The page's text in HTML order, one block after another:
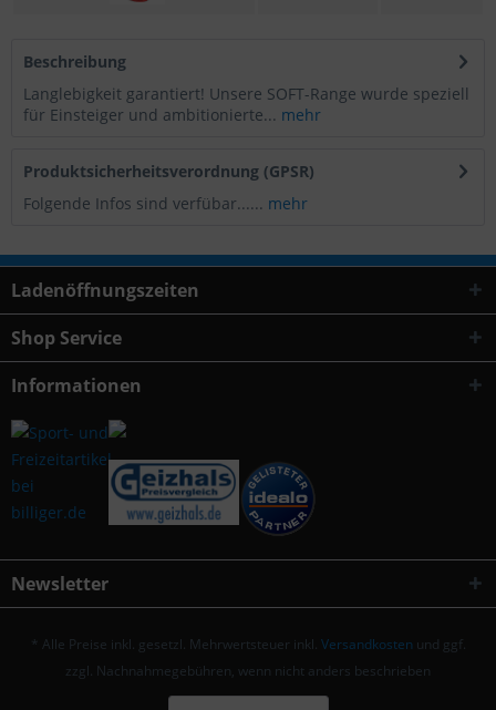
Beschreibung
Langlebigkeit garantiert! Unsere SOFT-Range wurde speziell
für Einsteiger und ambitionierte... mehr
Produktsicherheitsverordnung (GPSR)
Folgende Infos sind verfübar...... mehr
Ladenöffnungszeiten
Shop Service
Informationen
Newsletter
* Alle Preise inkl. gesetzl. Mehrwertsteuer inkl. Versandkosten und ggf.
zzgl. Nachnahmegebühren, wenn nicht anders beschrieben